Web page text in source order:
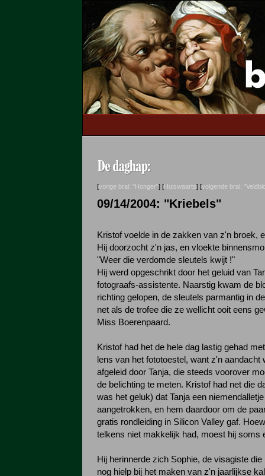
[vorige bral: "Honger"] [Huiswaarts] [volgende bral:
09/14/2004: "Kriebels"
Kristof voelde in de zakken van z'n broek,
Hij doorzocht z'n jas, en vloekte
"Weer die verdomde sleutels kwijt !"
Hij werd opgeschrikt door het geluid van
fotograafs-assistente. Naarstig kwam de
richting gelopen, de sleutels parmantig in
net als de trofee die ze wellicht ooit eens
Miss Boerenpaard.
Kristof had het de hele dag lastig gehad
lens van het fototoestel, want z'n aandacht
afgeleid door Tanja, die steeds voorover
de belichting te meten. Kristof had net die
was het geluk) dat Tanja een
aangetrokken, en hem daardoor om de
gratis rondleiding in Silicon Valley gaf.
telkens niet makkelijk had, moest hij soms
Hij herinnerde zich Sophie, de visagiste
nog hielp bij het maken van z'n jaarlijkse